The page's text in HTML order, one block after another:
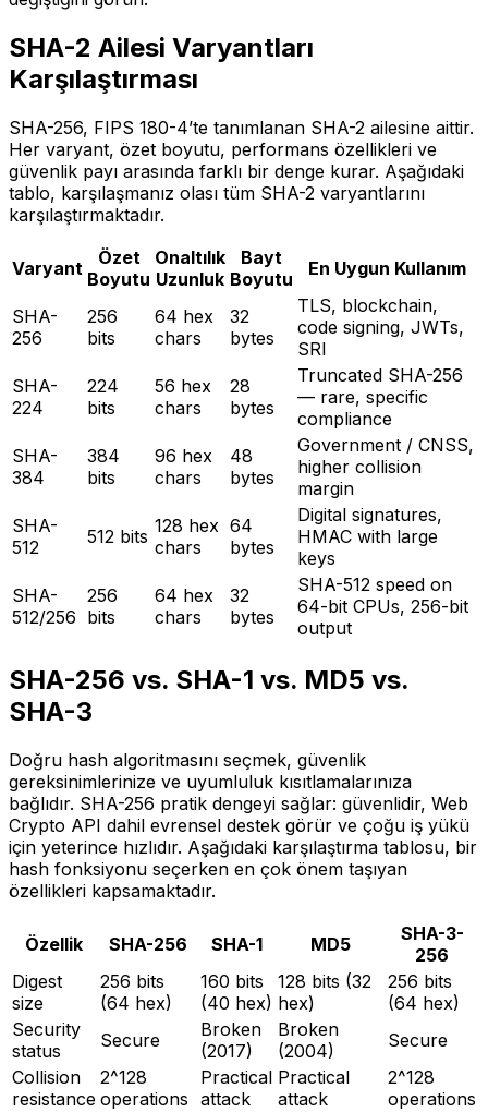
SHA-2 Ailesi Varyantları
Karşılaştırması
SHA-256, FIPS 180-4’te tanımlanan SHA-2 ailesine aittir.
Her varyant, özet boyutu, performans özellikleri ve
güvenlik payı arasında farklı bir denge kurar. Aşağıdaki
tablo, karşılaşmanız olası tüm SHA-2 varyantlarını
karşılaştırmaktadır.
Varyant
Özet
Boyutu
Onaltılık
Uzunluk
Bayt
Boyutu
En Uygun Kullanım
SHA-
256
256
bits
64 hex
chars
32
bytes
TLS, blockchain,
code signing, JWTs,
SRI
SHA-
224
224
bits
56 hex
chars
28
bytes
Truncated SHA-256
— rare, specific
compliance
SHA-
384
384
bits
96 hex
chars
48
bytes
Government / CNSS,
higher collision
margin
SHA-
512
512 bits 128 hex
chars
64
bytes
Digital signatures,
HMAC with large
keys
SHA-
512/256
256
bits
64 hex
chars
32
bytes
SHA-512 speed on
64-bit CPUs, 256-bit
output
SHA-256 vs. SHA-1 vs. MD5 vs.
SHA-3
Doğru hash algoritmasını seçmek, güvenlik
gereksinimlerinize ve uyumluluk kısıtlamalarınıza
bağlıdır. SHA-256 pratik dengeyi sağlar: güvenlidir, Web
Crypto API dahil evrensel destek görür ve çoğu iş yükü
için yeterince hızlıdır. Aşağıdaki karşılaştırma tablosu, bir
hash fonksiyonu seçerken en çok önem taşıyan
özellikleri kapsamaktadır.
Özellik SHA-256 SHA-1 MD5
SHA-3-
256
Digest
size
256 bits
(64 hex)
160 bits
(40 hex)
128 bits (32
hex)
256 bits
(64 hex)
Security
status
Secure
Broken
(2017)
Broken
(2004)
Secure
Collision
resistance
2^128
operations
Practical
attack
Practical
attack
2^128
operations